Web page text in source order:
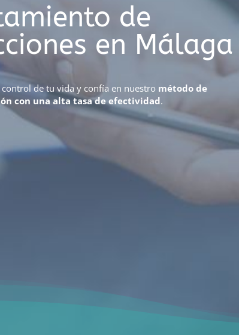
de
en Málaga
control de tu vida y confía en nuestro método de
con una alta tasa de efectividad.